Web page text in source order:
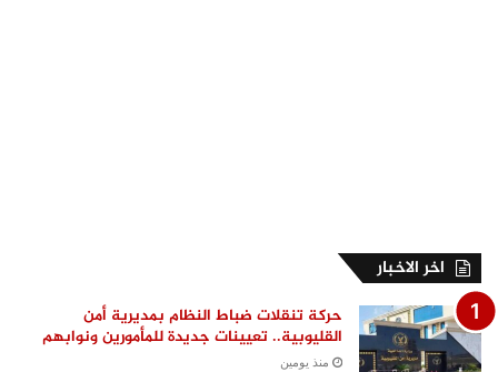
اخر الاخبار
حركة تنقلات ضباط النظام بمديرية أمن
القليوبية.. تعيينات جديدة للمأمورين ونوابهم
منذ يومين